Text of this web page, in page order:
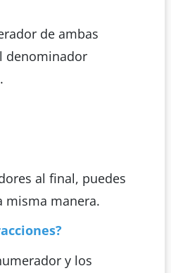
de ambas
denominador
al final, puedes
misma manera.
y los